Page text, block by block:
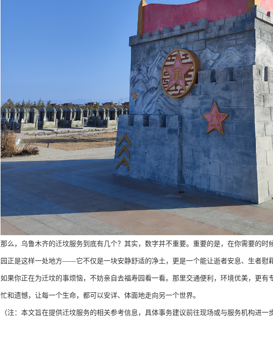
那么，乌鲁木齐的迁坟服务到底有几个？其实，数字并不重要。重要的是，在你需要的
园正是这样一处地方——它不仅是一块安静舒适的净土，更是一个能让逝者安息、生者慰
如果你正在为迁坟的事烦恼，不妨亲自去福寿园看一看。那里交通便利，环境优美，更
忙和遗憾，让每一个生命，都可以安详、体面地走向另一个世界。
（注：本文旨在提供迁坟服务的相关参考信息，具体事务建议前往现场或与服务机构进一